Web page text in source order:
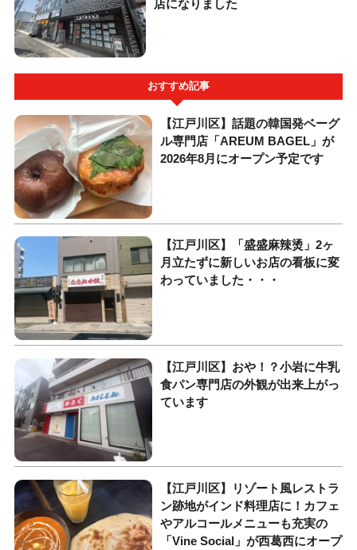
店になりました
おすすめ記事
【江戸川区】話題の韓国発ベーグ
ル専門店「AREUM BAGEL」が
2026年8月にオープン予定です
【江戸川区】「盛盛麻辣烫」2ヶ
月立たずに新しいお店の看板に変
わっていました・・・
【江戸川区】おや！？小岩に牛乳
食パン専門店の外観が出来上がっ
ています
【江戸川区】リゾート風レストラ
ン跡地がインド料理店に！カフェ
やアルコールメニューも充実の
「Vine Social」が西葛西にオープ